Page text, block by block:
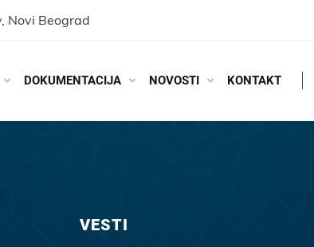
Novi Beograd
DOKUMENTACIJA NOVOSTI KONTAKT
VESTI